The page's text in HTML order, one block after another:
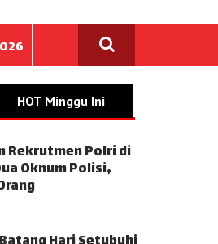
HOT Minggu Ini
Rekrutmen Polri di
Oknum Polisi,